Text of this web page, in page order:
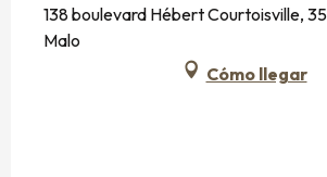
138 boulevard Hébert Courtoisville,
Malo
Cómo llegar